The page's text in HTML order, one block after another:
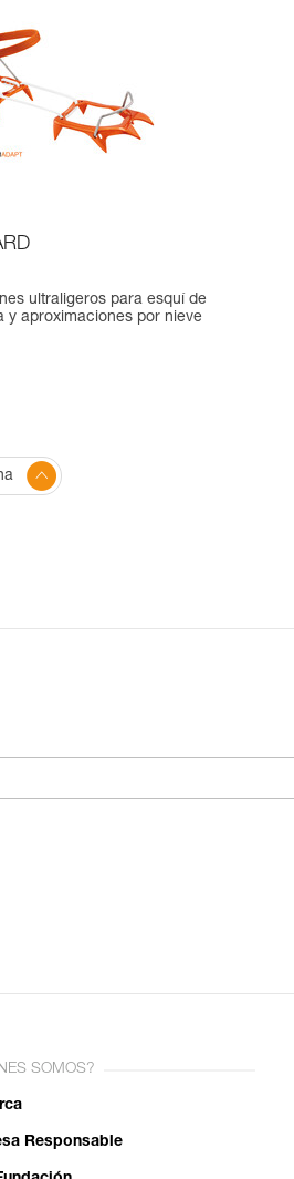
ultraligeros para esquí de
y aproximaciones por nieve
SOMOS?
Responsable